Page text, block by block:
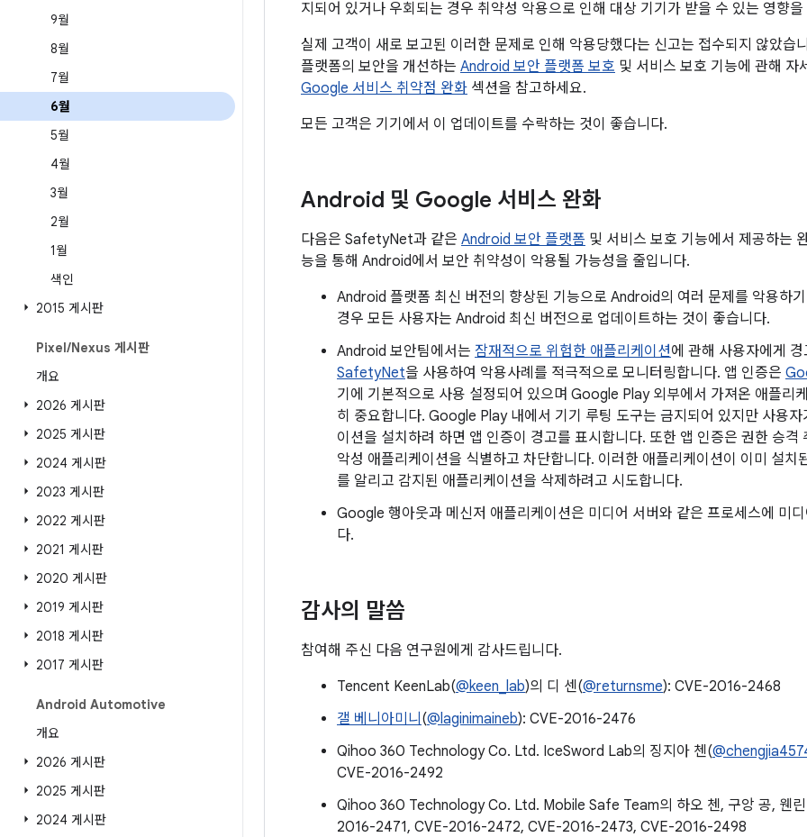
9월
8월
7월
6월
5월
4월
3월
2월
1월
색인
2015 게시판
Pixel/Nexus 게시판
개요
2026 게시판
2025 게시판
2024 게시판
2023 게시판
2022 게시판
2021 게시판
2020 게시판
2019 게시판
2018 게시판
2017 게시판
Android Automotive
개요
2026 게시판
2025 게시판
2024 게시판
지되어 있거나 우회되는 경우 취약성 악용으로 인해 대상 기기가 받을 수 있는 영향
실제 고객이 새로 보고된 이러한 문제로 인해 악용당했다는 신고는 접수되지 않았
플랫폼의 보안을 개선하는 Android 보안 플랫폼 보호 및 서비스 보호 기능에 관해 자
Google 서비스 취약점 완화 섹션을 참고하세요.
모든 고객은 기기에서 이 업데이트를 수락하는 것이 좋습니다.
Android 및 Google 서비스 완화
다음은 SafetyNet과 같은 Android 보안 플랫폼 및 서비스 보호 기능에서 제공하는
능을 통해 Android에서 보안 취약성이 악용될 가능성을 줄입니다.
Android 플랫폼 최신 버전의 향상된 기능으로 Android의 여러 문제를 악용하
경우 모든 사용자는 Android 최신 버전으로 업데이트하는 것이 좋습니다.
Android 보안팀에서는 잠재적으로 위험한 애플리케이션에 관해 사용자에게
SafetyNet을 사용하여 악용사례를 적극적으로 모니터링합니다. 앱 인증은
기에 기본적으로 사용 설정되어 있으며 Google Play 외부에서 가져온 애플리
히 중요합니다. Google Play 내에서 기기 루팅 도구는 금지되어 있지만 사용
이션을 설치하려 하면 앱 인증이 경고를 표시합니다. 또한 앱 인증은 권한 승
악성 애플리케이션을 식별하고 차단합니다. 이러한 애플리케이션이 이미 설치
를 알리고 감지된 애플리케이션을 삭제하려고 시도합니다.
Google 행아웃과 메신저 애플리케이션은 미디어 서버와 같은 프로세스에 미
다.
감사의 말씀
참여해 주신 다음 연구원에게 감사드립니다.
Tencent KeenLab(@keen_lab)의 디 센(@returnsme): CVE-2016-2468
갤 베니아미니 (@laginimaineb): CVE-2016-2476
Qihoo 360 Technology Co. Ltd. IceSword Lab의 징지아 첸(
CVE-2016-2492
Qihoo 360 Technology Co. Ltd. Mobile Safe Team의 하오 첸, 구앙 공, 웬
2016-2471, CVE-2016-2472, CVE-2016-2473, CVE-2016-2498